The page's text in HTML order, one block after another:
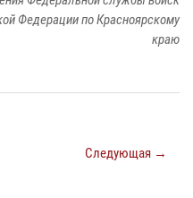
Федерации по Красноярскому
краю
Следующая →